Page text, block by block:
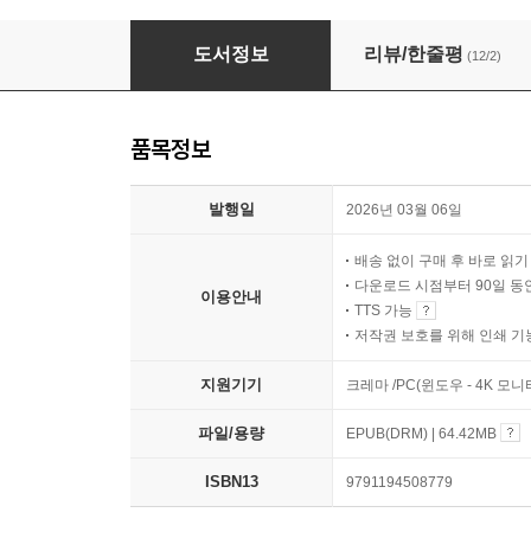
[대여] 제3의 달러
도서정보 리뷰/한줄평 (12/2)
품목정보
발행일 2026년 03월 06일
이용안내
배송 없이 구매 후 바로 읽기
다운로드 시점부터 90일 동
TTS 가능
저작권 보호를 위해 인쇄 기
지원기기 크레마 /PC(윈도우 - 4K 모
파일/용량 EPUB(DRM) | 64.42MB
ISBN13 9791194508779